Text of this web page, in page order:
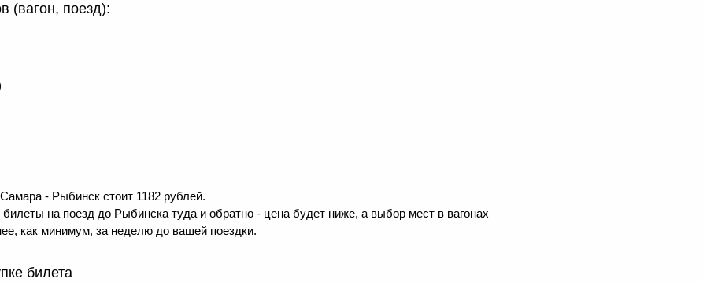
(вагон, поезд):
- Рыбинск стоит 1182 рублей.
на поезд до Рыбинска туда и обратно - цена будет ниже, а выбор мест в вагонах
как минимум, за неделю до вашей поездки.
билета